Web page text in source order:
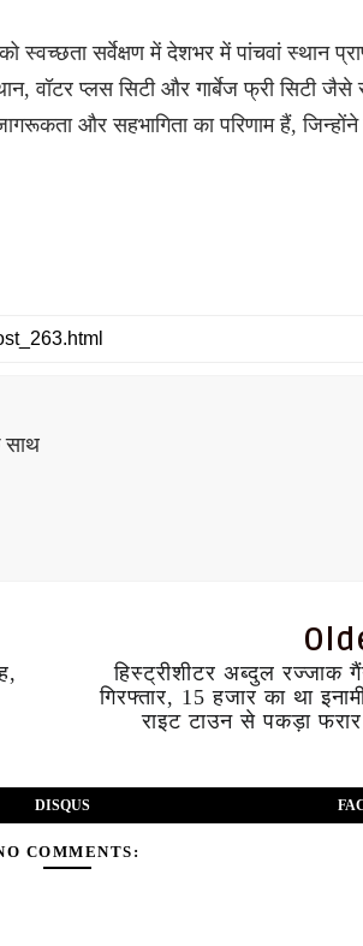
स्वच्छता सर्वेक्षण में देशभर में पांचवां स्थान
वॉटर प्लस सिटी और गार्बेज फ्री सिटी जैसे
और सहभागिता का परिणाम हैं,
साथ
हिस्ट्रीशीटर अब्दुल
गिरफ्तार, 15 हजार का था
राइट टाउन से पकड़ा
DISQUS
COMMENTS: